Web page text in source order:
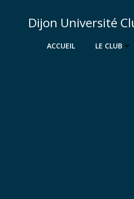
contenuDijon Université
ACCUEIL LE CLUB